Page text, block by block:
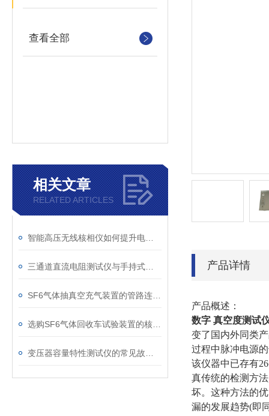
查看全部
相关文章
RELATED ARTICLES
产品详情
产品概述：
数字 真空度测试
变了国内外同类
过程中脉冲电源
该仪器中已存有
真传统的检测方
坏。这种方法的
漏的发展趋势(即